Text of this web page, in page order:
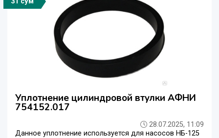
Уплотнение цилиндровой втулки АФНИ
754152.017
28.07.2025, 11:09
Данное уплотнение используется для насосов НБ-125